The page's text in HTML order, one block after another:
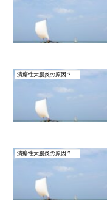
潰瘍性大腸炎の原因？・予防方法